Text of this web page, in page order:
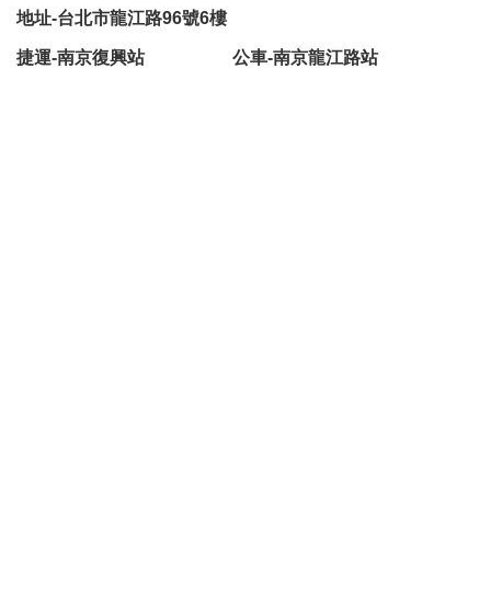
地址-台北市龍江路96號6樓
捷運-南京復興站 公車-南京龍江路站